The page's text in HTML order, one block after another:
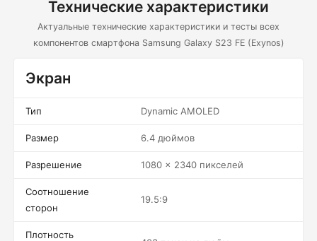
Технические характеристики
Актуальные технические характеристики и тесты всех
компонентов смартфона Samsung Galaxy S23 FE (Exynos)
Экран
Тип Dynamic AMOLED
Размер 6.4 дюймов
Разрешение 1080 x 2340 пикселей
Соотношение
сторон
19.5:9
Плотность